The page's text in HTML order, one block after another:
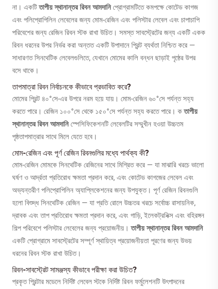
না। একটিতাপীয় স্থানান্তর রিবন আমদানিপ্রোগ্রামটিতে কমপক্ষে কোটেড কাগজ
এবং পলিপ্রোপিলিন লেবেলের জন্য মোম-রেজিন এবং পলিস্টার লেবেল এবং চাপাচাপি
পরিবেশের জন্য রেজিন রিবন স্টক রাখা উচিত। সমস্ত সাবস্ট্রেটের জন্য একটি একক
রিবন ধরনের উপর নির্ভর করা অন্তত একটি উপাদানে প্রিন্ট ব্যর্থতা নিশ্চিত করে —
সাধারণত সিনথেটিক লেবেলগুলিতে, যেখানে মোমের কালি বন্ধন ছাড়াই পৃষ্ঠের উপর
বসে থাকে।
তাপমাত্রা রিবন নির্বাচনকে কীভাবে প্রভাবিত করে?
মোমের প্রিন্ট ৪০°সে-এর উপরে নরম হয়ে যায়। মোম-রেজিন ৬০°সে পর্যন্ত সহ্য
করতে পারে। রেজিন ১০০°সে থেকে ১৫০°সে পর্যন্ত সহ্য করতে পারে। কতাপীয়
স্থানান্তর রিবন আমদানিস্পেসিফিকেশনটি লেবেলটির সম্মুখীন হওয়া উচ্চতম
পৃষ্ঠতাপমাত্রার সাথে মিলে যেতে হবে।
মোম-রেজিন এবং পূর্ণ রেজিন রিবনগুলির মধ্যে পার্থক্য কী?
মোম-রেজিন মোমকে সিনথেটিক রেজিনের সাথে মিশ্রিত করে — যা মাঝারি খরচে ভালো
ঘর্ষণ ও আর্দ্রতা প্রতিরোধ ক্ষমতা প্রদান করে, এবং কোটেড কাগজের লেবেল এবং
অভ্যন্তরীণ পলিপ্রোপিলিন অ্যাপ্লিকেশনের জন্য উপযুক্ত। পূর্ণ রেজিন রিবনগুলি
হলো বিশুদ্ধ সিনথেটিক রেজিন — যা প্রতি রোলে উচ্চতর খরচে সর্বোচ্চ রাসায়নিক,
দ্রাবক এবং তাপ প্রতিরোধ ক্ষমতা প্রদান করে, এবং গাড়ি, ইলেকট্রনিক্স এবং বহিরঙ্গন
শিল্প পরিবেশে পলিস্টার লেবেলের জন্য প্রয়োজনীয়।তাপীয় স্থানান্তর রিবন আমদানি
একটি প্রোগ্রামে সাবস্ট্রেটের সম্পূর্ণ স্থায়িত্ব প্রয়োজনীয়তা পূরণের জন্য উভয়
ধরনের রিবন স্টক রাখা উচিত।
রিবন-সাবস্ট্রেট সামঞ্জস্য কীভাবে পরীক্ষা করা উচিত?
প্রকৃত প্রিন্টার মডেলে নির্দিষ্ট লেবেল স্টকে নির্দিষ্ট রিবন ফর্মুলেশনটি উৎপাদনের